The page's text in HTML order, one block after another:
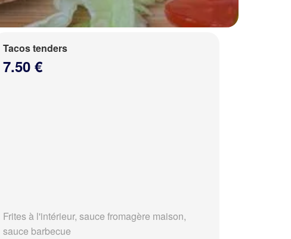
Tacos tenders
7.50 €
Frites à l'intérieur, sauce fromagère maison,
sauce barbecue